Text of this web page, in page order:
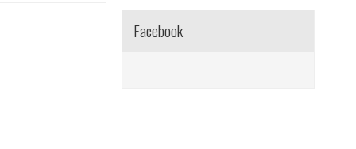
Facebook